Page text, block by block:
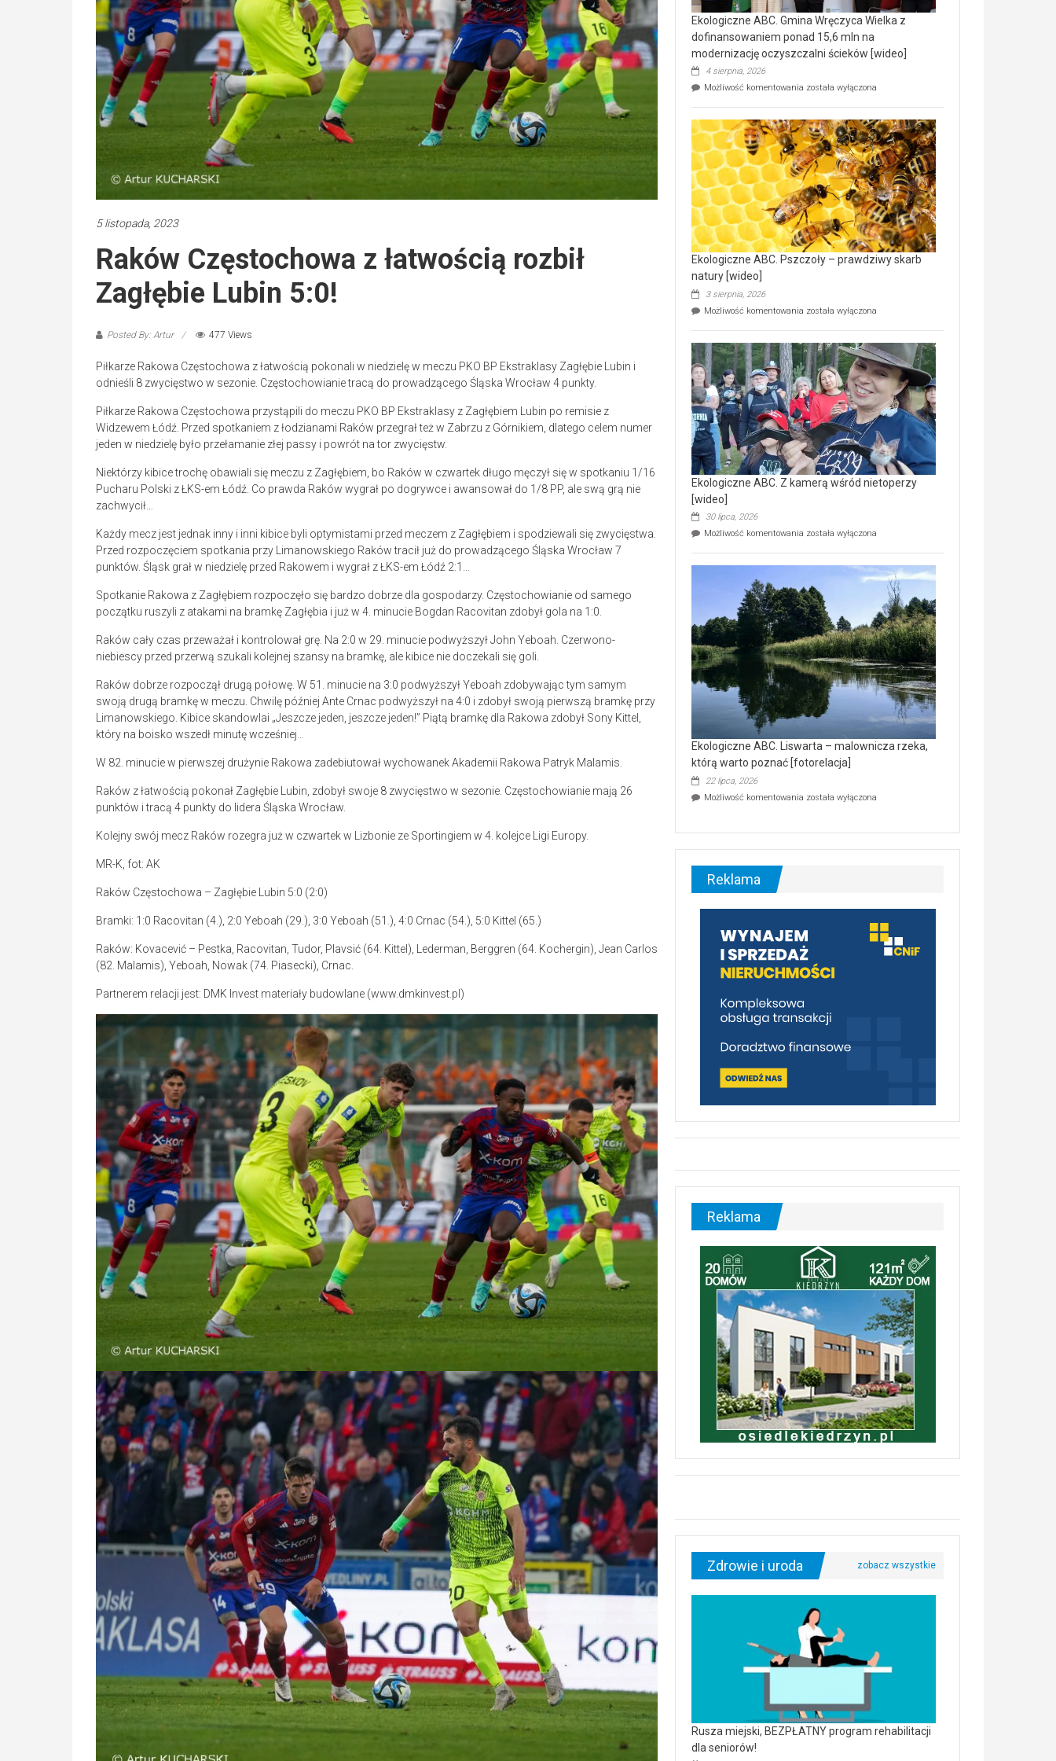
5 listopada, 2023
Raków Częstochowa z łatwością rozbił
Zagłębie Lubin 5:0!
Posted By: Artur 477 Views
Piłkarze Rakowa Częstochowa z łatwością pokonali w niedzielę w meczu PKO BP Ekstraklasy Zagłębie Lubin i
odnieśli 8 zwycięstwo w sezonie. Częstochowianie tracą do prowadzącego Śląska Wrocław 4 punkty.
Piłkarze Rakowa Częstochowa przystąpili do meczu PKO BP Ekstraklasy z Zagłębiem Lubin po remisie z
Widzewem Łódź. Przed spotkaniem z łodzianami Raków przegrał też w Zabrzu z Górnikiem, dlatego celem numer
jeden w niedzielę było przełamanie złej passy i powrót na tor zwycięstw.
Niektórzy kibice trochę obawiali się meczu z Zagłębiem, bo Raków w czwartek długo męczył się w spotkaniu 1/16
Pucharu Polski z ŁKS-em Łódź. Co prawda Raków wygrał po dogrywce i awansował do 1/8 PP, ale swą grą nie
zachwycił…
Każdy mecz jest jednak inny i inni kibice byli optymistami przed meczem z Zagłębiem i spodziewali się zwycięstwa.
Przed rozpoczęciem spotkania przy Limanowskiego Raków tracił już do prowadzącego Śląska Wrocław 7
punktów. Śląsk grał w niedzielę przed Rakowem i wygrał z ŁKS-em Łódź 2:1…
Spotkanie Rakowa z Zagłębiem rozpoczęło się bardzo dobrze dla gospodarzy. Częstochowianie od samego
początku ruszyli z atakami na bramkę Zagłębia i już w 4. minucie Bogdan Racovitan zdobył gola na 1:0.
Raków cały czas przeważał i kontrolował grę. Na 2:0 w 29. minucie podwyższył John Yeboah. Czerwono-
niebiescy przed przerwą szukali kolejnej szansy na bramkę, ale kibice nie doczekali się goli.
Raków dobrze rozpoczął drugą połowę. W 51. minucie na 3:0 podwyższył Yeboah zdobywając tym samym
swoją drugą bramkę w meczu. Chwilę później Ante Crnac podwyższył na 4:0 i zdobył swoją pierwszą bramkę przy
Limanowskiego. Kibice skandowlai „Jeszcze jeden, jeszcze jeden!” Piątą bramkę dla Rakowa zdobył Sony Kittel,
który na boisko wszedł minutę wcześniej…
W 82. minucie w pierwszej drużynie Rakowa zadebiutował wychowanek Akademii Rakowa Patryk Malamis.
Raków z łatwością pokonał Zagłębie Lubin, zdobył swoje 8 zwycięstwo w sezonie. Częstochowianie mają 26
punktów i tracą 4 punkty do lidera Śląska Wrocław.
Kolejny swój mecz Raków rozegra już w czwartek w Lizbonie ze Sportingiem w 4. kolejce Ligi Europy.
MR-K, fot: AK
Raków Częstochowa – Zagłębie Lubin 5:0 (2:0)
Bramki: 1:0 Racovitan (4.), 2:0 Yeboah (29.), 3:0 Yeboah (51.), 4:0 Crnac (54.), 5:0 Kittel (65.)
Raków: Kovacević – Pestka, Racovitan, Tudor, Plavsić (64. Kittel), Lederman, Berggren (64. Kochergin), Jean Carlos
(82. Malamis), Yeboah, Nowak (74. Piasecki), Crnac.
Partnerem relacji jest: DMK Invest materiały budowlane (www.dmkinvest.pl)
Ekologiczne ABC. Gmina Wręczyca Wielka z
dofinansowaniem ponad 15,6 mln na
modernizację oczyszczalni ścieków [wideo]
4 sierpnia, 2026
Możliwość komentowania Ekologiczne
Wręczyca
Wielka
z
dofinansowaniem
ponad
15,6
mln
na
modernizację
oczyszczalni
ścieków
[wideo]
została wyłączona
Ekologiczne ABC. Pszczoły – prawdziwy skarb
natury [wideo]
3 sierpnia, 2026
Możliwość komentowania Ekologiczne
–
prawdziwy
skarb
natury
[wideo]
została wyłączona
Ekologiczne ABC. Z kamerą wśród nietoperzy
[wideo]
30 lipca, 2026
Możliwość komentowania Ekologiczne
wśród
nietoperzy
[wideo]
została wyłączona
Ekologiczne ABC. Liswarta – malownicza rzeka,
którą warto poznać [fotorelacja]
22 lipca, 2026
Możliwość komentowania Ekologiczne
–
malownicza
[fotorelacja]
została wyłączona
Reklama
Reklama
Zdrowie i uroda
Rusza miejski, BEZPŁATNY program rehabilitacji
dla seniorów!